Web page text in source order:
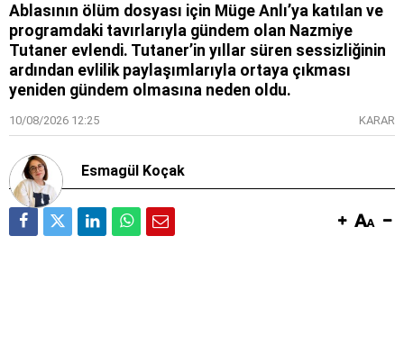
Ablasının ölüm dosyası için Müge Anlı’ya katılan ve
programdaki tavırlarıyla gündem olan Nazmiye
Tutaner evlendi. Tutaner’in yıllar süren sessizliğinin
ardından evlilik paylaşımlarıyla ortaya çıkması
yeniden gündem olmasına neden oldu.
10/08/2026 12:25 KARAR
Esmagül Koçak